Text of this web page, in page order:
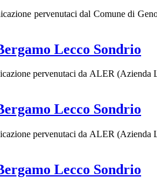
pervenutaci dal Comune di
Lecco Sondrio
pervenutaci da ALER
Lecco Sondrio
pervenutaci da ALER
Lecco Sondrio